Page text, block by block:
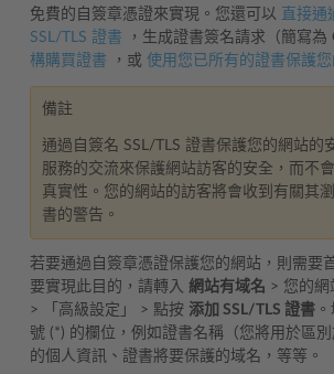
免費的自簽章憑證來實現。您還可以 直接通
SSL/TLS 證書 ，生成證書簽名請求（簡寫為
構購買證書 ，或 使用您已所有的證書保護
備註
通過自簽名 SSL/TLS 證書保護您的網站的
服務的交流來保護網站訪客的安全，而不
真實性。您的網站的訪客將會收到有關其
書的警告。
若要通過自簽章憑證保護您的網站，則需要
要實現此目的，請轉入 網站有域名 > 您的網
> 「高級設定」 > 點按 添加 SSL/TLS 證書
號 (*) 的欄位，例如證書名稱（您將用於區
的個人資訊、證書將要保護的域名，等等。